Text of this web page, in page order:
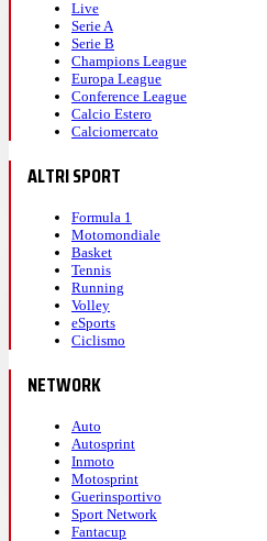
Live
Serie A
Serie B
Champions League
Europa League
Conference League
Calcio Estero
Calciomercato
ALTRI SPORT
Formula 1
Motomondiale
Basket
Tennis
Running
Volley
eSports
Ciclismo
NETWORK
Auto
Autosprint
Inmoto
Motosprint
Guerinsportivo
Sport Network
Fantacup